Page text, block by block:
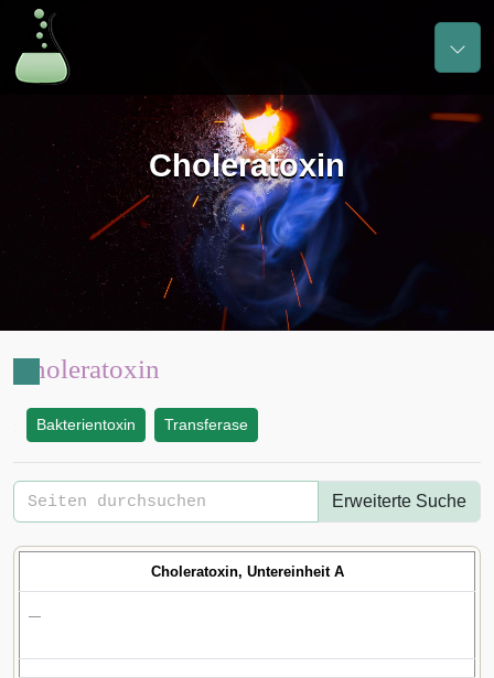
Choleratoxin
Choleratoxin
Bakterientoxin Transferase
Erweiterte Suche
Choleratoxin, Untereinheit A
—